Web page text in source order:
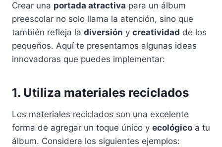
Crear una portada atractiva para un álbum
preescolar no solo llama la atención, sino que
también refleja la diversión y creatividad de los
pequeños. Aquí te presentamos algunas ideas
innovadoras que puedes implementar:
1. Utiliza materiales reciclados
Los materiales reciclados son una excelente
forma de agregar un toque único y ecológico a tu
álbum. Considera los siguientes ejemplos: